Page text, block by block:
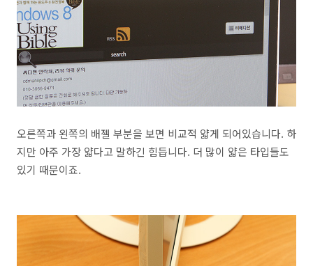
오른쪽과 왼쪽의 배젤 부분을 보면 비교적 얇게 되어있습니다. 하
지만 아주 가장 얇다고 말하긴 힘듭니다. 더 많이 얇은 타입들도
있기 때문이죠.